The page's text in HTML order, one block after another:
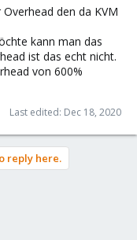
den da KVM
kann man das
ist das echt nicht.
von 600%
Last edited: Dec 18, 2020
reply here.